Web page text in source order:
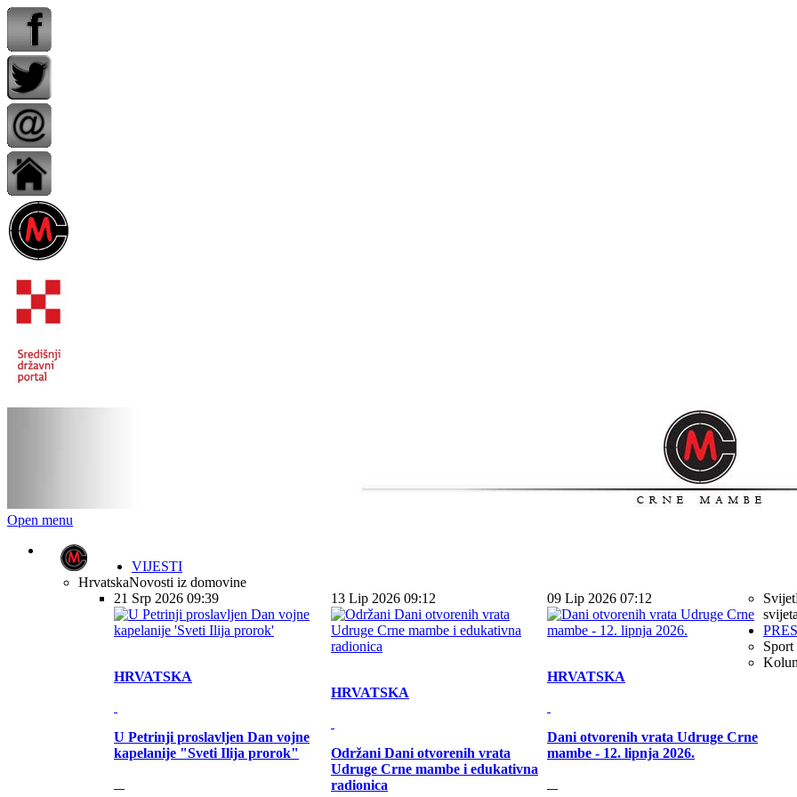
Open menu
VIJESTI
HrvatskaNovosti iz domovine
21 Srp 2026 09:39
HRVATSKA
U Petrinji proslavljen Dan vojne
kapelanije "Sveti Ilija prorok"
13 Lip 2026 09:12
HRVATSKA
Održani Dani otvorenih vrata
Udruge Crne mambe i edukativna
radionica
09 Lip 2026 07:12
HRVATSKA
Dani otvorenih vrata Udruge Crne
mambe - 12. lipnja 2026.
Svijet
svijeta
Sport